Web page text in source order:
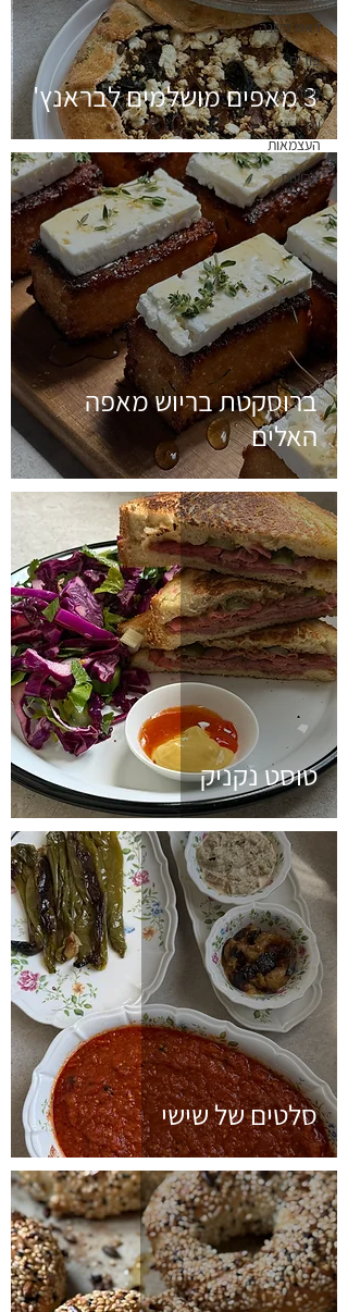
ראש השנה
פורים
פסח
יום
העצמאות
שבועות
3 מאפים מושלמים לבראנץ'
ברוסקטת בריוש מאפה
האלים
טוסט נקניק
סלטים של שישי